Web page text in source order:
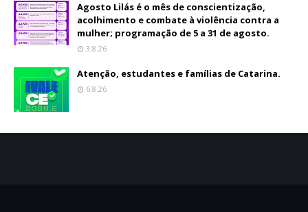
Agosto Lilás é o mês de conscientização,
acolhimento e combate à violência contra a
mulher; programação de 5 a 31 de agosto.
3.8.26
Atenção, estudantes e famílias de Catarina.
6.8.26